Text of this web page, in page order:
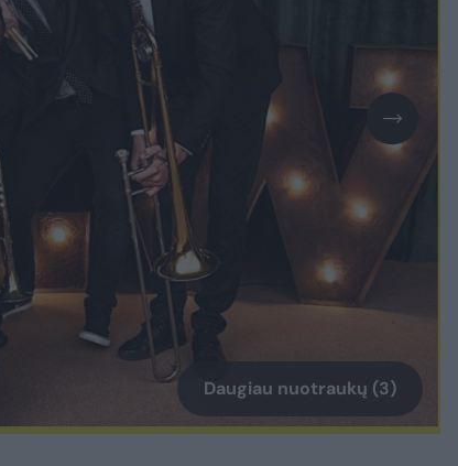
Daugiau nuotraukų (3)